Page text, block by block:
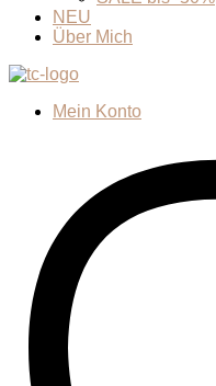
NEU
Über Mich
Mein Konto